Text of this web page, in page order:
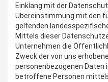
Einklang mit der
Übereinstimmung mit den
geltenden
Mittels dieser
Unternehmen die
Zweck der von uns
personenbezogenen Daten
betroffene Personen